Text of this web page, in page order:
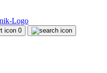
0